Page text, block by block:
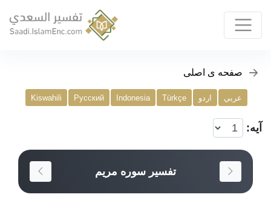
صفحه ی اصلی
عربي اردو Türkçe
Indonesia
Русский
Kiswahili
آیه:
تفسير سوره مريم